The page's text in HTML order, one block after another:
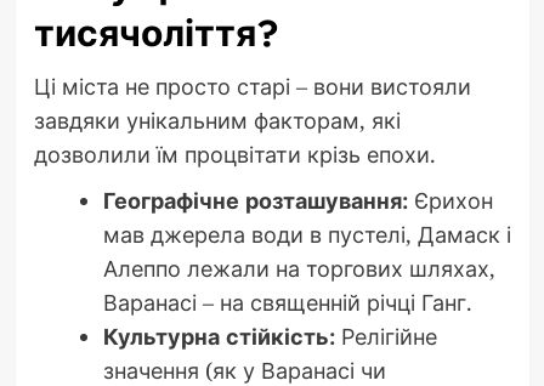
тисячоліття?
Ці міста не просто старі – вони вистояли
завдяки унікальним факторам, які
дозволили їм процвітати крізь епохи.
Географічне розташування:Єрихон
мав джерела води в пустелі, Дамаск і
Алеппо лежали на торгових шляхах,
Варанасі – на священній річці Ганг.
Культурна стійкість:Релігійне
значення (як у Варанасі чи